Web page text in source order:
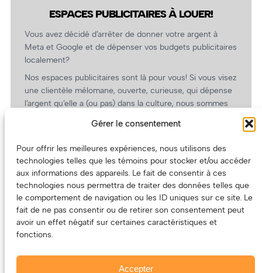
Gérer le consentement
Pour offrir les meilleures expériences, nous utilisons des
technologies telles que les témoins pour stocker et/ou accéder
aux informations des appareils. Le fait de consentir à ces
technologies nous permettra de traiter des données telles que
le comportement de navigation ou les ID uniques sur ce site. Le
fait de ne pas consentir ou de retirer son consentement peut
avoir un effet négatif sur certaines caractéristiques et
fonctions.
Accepter
ESPACES PUBLICITAIRES À LOUER!
Vous avez décidé d’arrêter de donner votre argent à
Meta et Google et de dépenser vos budgets publicitaires
localement?
Nos espaces publicitaires sont là pour vous! Si vous visez
une clientèle mélomane, ouverte, curieuse, qui dépense
l’argent qu’elle a (ou pas) dans la culture, nous sommes
revient.
(Oui, on va avoir des tarifs spéciaux pour vous, les
artistes!)